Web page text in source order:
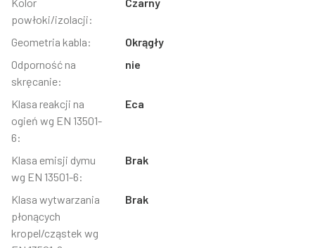
powłoki/izolacji:
Geometria kabla:
Okrągły
Odporność na
skręcanie:
nie
Klasa reakcji na
ogień wg EN 13501-
6:
Eca
Klasa emisji dymu
wg EN 13501-6:
Brak
Klasa wytwarzania
płonących
kropel/cząstek wg
Brak